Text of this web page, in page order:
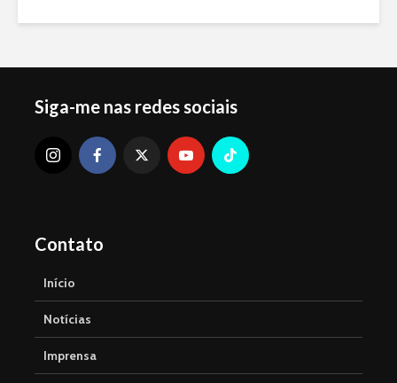
Siga-me nas redes sociais
Contato
Início
Notícias
Imprensa